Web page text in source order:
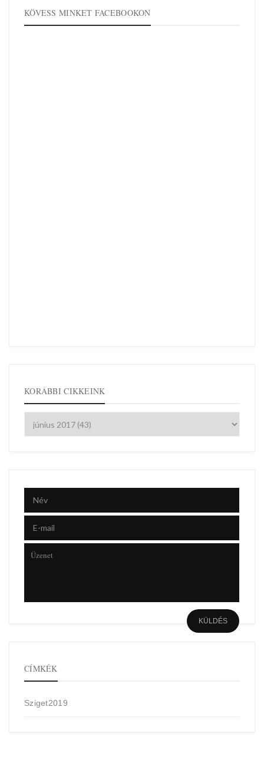
KÖVESS MINKET FACEBOOKON
KORÁBBI CIKKEINK
CÍMKÉK
Sziget2019